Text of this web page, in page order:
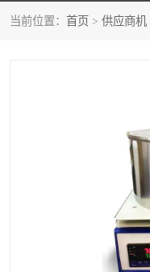
当前位置： 首页 > 供应商机
旋转蒸发器厂家